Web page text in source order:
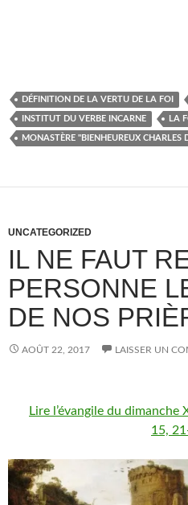
DÉFINITION DE LA VERTU DE LA FOI
INSTITUT DU VERBE INCARNE LA
MONASTÈRE "BIENHEUREUX CHARLES
UNCATEGORIZED
IL NE FAUT
PERSONNE
DE NOS
AOÛT 22, 2017 LAISSER UN
Lire l’évangile du
15,